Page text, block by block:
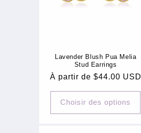
Lavender Blush Pua Melia
Stud Earrings
Prix
À partir de $44.00 USD
Choisir des options